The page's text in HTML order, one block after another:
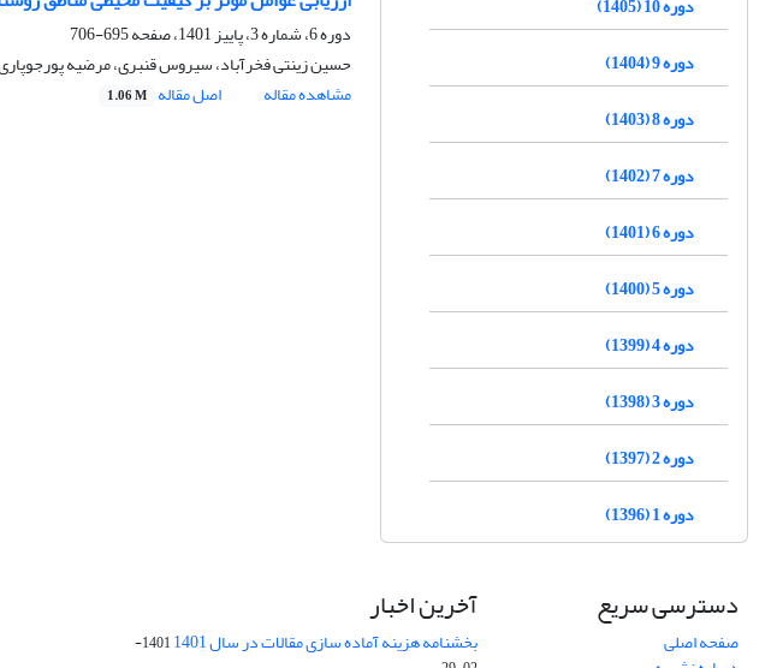
دوره 6، شماره 3، پاییز 1401، صفحه
695-706
حسین زینتی فخرآباد، سیروس قنبری، مرضیه
مشاهده مقاله
اصل مقاله 1.06 M
دوره 9 (1404)
دوره 8 (1403)
دوره 7 (1402)
دوره 6 (1401)
دوره 5 (1400)
دوره 4 (1399)
دوره 3 (1398)
دوره 2 (1397)
دوره 1 (1396)
دسترسی سریع
صفحه اصلی
آخرین اخبار
بخشنامه هزینه آماده سازی مقالات در سال 1401
1401-